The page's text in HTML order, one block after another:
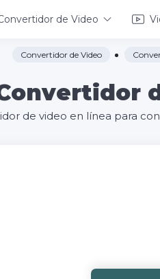
de Video
Convertidor de Video
de video en línea para